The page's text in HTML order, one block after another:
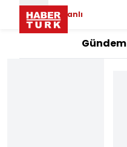
Canlı
Gündem